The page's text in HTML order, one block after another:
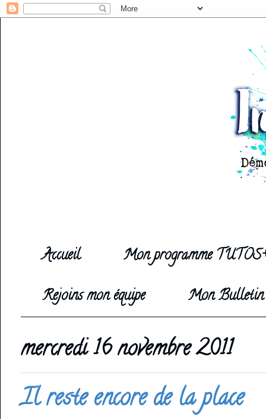
Accueil
Mon programme
Rejoins mon équipe
Mon
mercredi 16 novembre 2011
Il reste encore de la place